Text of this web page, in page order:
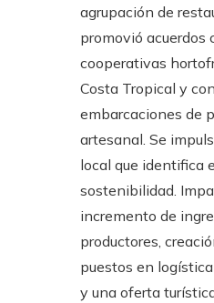
agrupación de
promovió acuerdos
cooperativas
Costa Tropical y
embarcaciones de
artesanal. Se
local que identifica
sostenibilidad.
incremento de
productores,
puestos en
y una oferta